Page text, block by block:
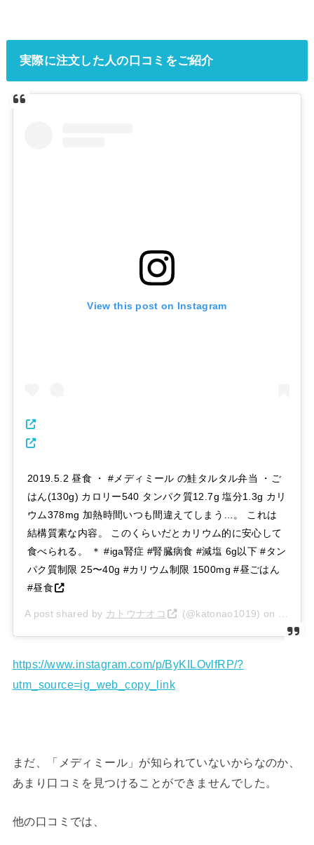
実際に注文した人の口コミをご紹介
View this post on Instagram
2019.5.2 昼食 ・ #メディミール の鮭タルタル弁当 ・ご
はん(130g) カロリー540 タンパク質12.7g 塩分1.3g カリ
ウム378mg 加熱時間いつも間違えてしまう…。 これは
結構質素な内容。 このくらいだとカリウム的に安心して
食べられる。 ＊ #iga腎症 #腎臓病食 #減塩 6g以下 #タン
パク質制限 25〜40g #カリウム制限 1500mg #昼ごはん
#昼食
A post shared by カトウナオコ (@katonao1019) on
https://www.instagram.com/p/ByKILOvlfRP/?
utm_source=ig_web_copy_link
まだ、「メディミール」が知られていないからなのか、
あまり口コミを見つけることができませんでした。
他の口コミでは、